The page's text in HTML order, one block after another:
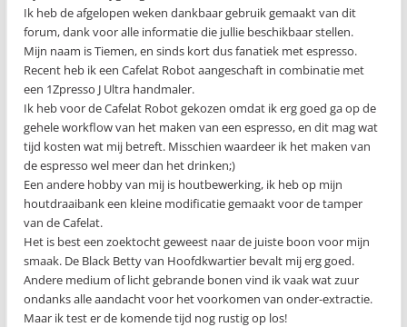
Ik heb de afgelopen weken dankbaar gebruik gemaakt van dit
forum, dank voor alle informatie die jullie beschikbaar stellen.
Mijn naam is Tiemen, en sinds kort dus fanatiek met espresso.
Recent heb ik een Cafelat Robot aangeschaft in combinatie met
een 1Zpresso J Ultra handmaler.
Ik heb voor de Cafelat Robot gekozen omdat ik erg goed ga op de
gehele workflow van het maken van een espresso, en dit mag wat
tijd kosten wat mij betreft. Misschien waardeer ik het maken van
de espresso wel meer dan het drinken;)
Een andere hobby van mij is houtbewerking, ik heb op mijn
houtdraaibank een kleine modificatie gemaakt voor de tamper
van de Cafelat.
Het is best een zoektocht geweest naar de juiste boon voor mijn
smaak. De Black Betty van Hoofdkwartier bevalt mij erg goed.
Andere medium of licht gebrande bonen vind ik vaak wat zuur
ondanks alle aandacht voor het voorkomen van onder-extractie.
Maar ik test er de komende tijd nog rustig op los!